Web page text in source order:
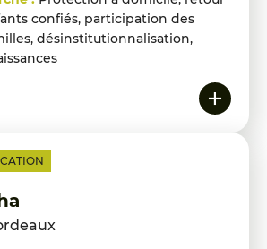
confiés, participation des
désinstitutionnalisation,